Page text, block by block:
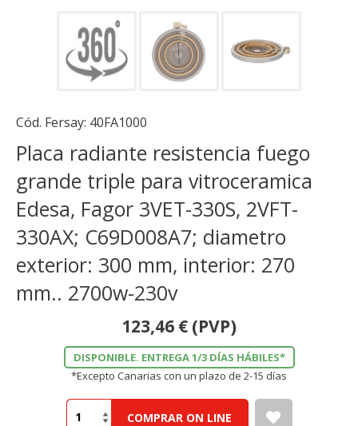
Cód. Fersay: 40FA1000
Placa radiante resistencia fuego
grande triple para vitroceramica
Edesa, Fagor 3VET-330S, 2VFT-
330AX; C69D008A7; diametro
exterior: 300 mm, interior: 270
mm.. 2700w-230v
123,46 € (PVP)
DISPONIBLE. ENTREGA 1/3 DÍAS HÁBILES*
*Excepto Canarias con un plazo de 2-15 días
COMPRAR ON LINE